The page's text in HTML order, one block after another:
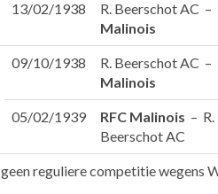
13/02/1938 R. Beerschot AC –
Malinois
09/10/1938 R. Beerschot AC –
Malinois
05/02/1939 RFC Malinois – R.
Beerschot AC
geen reguliere competitie wegens